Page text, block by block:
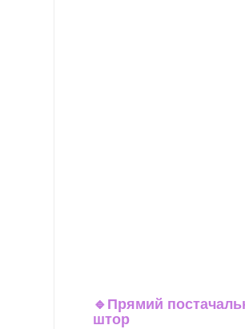
🔹 Прямий
штор